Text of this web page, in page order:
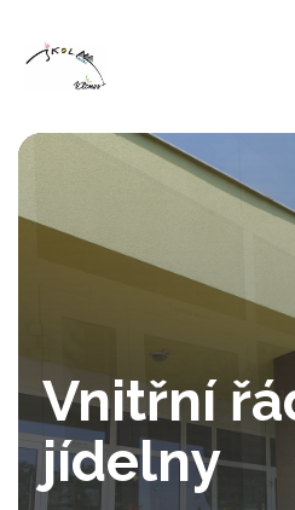
Vnitřní
jídelny